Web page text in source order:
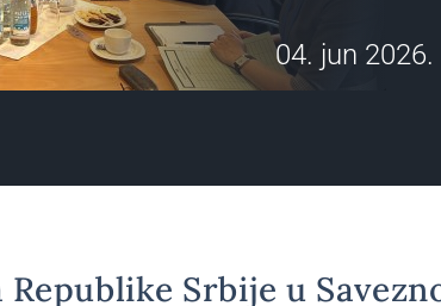
04. jun 2026.
Republike Srbije u